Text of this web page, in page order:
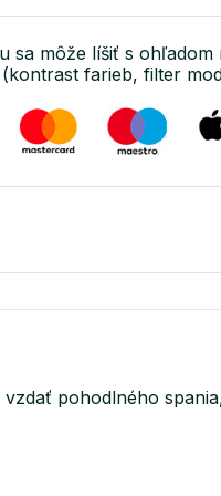
môže líšiť s ohľadom
farieb, filter
pohodlného